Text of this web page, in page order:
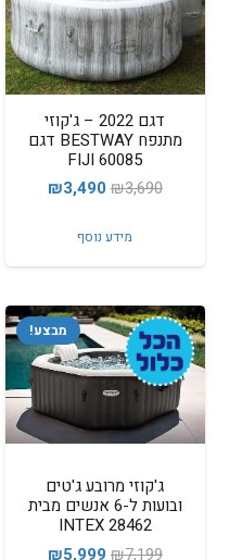
דגם 2022 – ג'קוזי
מתנפח BESTWAY דגם
FIJI 60085
₪3,690
המחיר
היה:
₪3,690.
₪3,490
₪3,490.
מידע נוסף
מבצע!
ג'קוזי מרובע ג'טים
ובועות ל-6 אנשים מבית
INTEX 28462
₪7,199
המחיר₪5,999